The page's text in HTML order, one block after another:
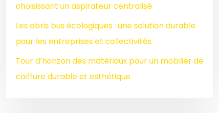
choisissant un aspirateur centralisé
Les abris bus écologiques : une solution durable
pour les entreprises et collectivités
Tour d’horizon des matériaux pour un mobilier de
coiffure durable et esthétique